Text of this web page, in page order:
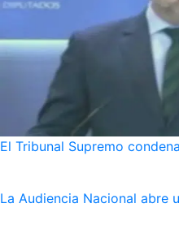
El Tribunal Supremo
La Audiencia Nacional abre